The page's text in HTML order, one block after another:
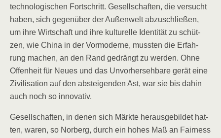
tech­no­lo­gi­schen Fort­schritt. Gesell­schaf­ten, die ver­sucht
haben, sich gegen­über der Außen­welt abzu­schlie­ßen,
um ihre Wirt­schaft und ihre kul­tu­rel­le Iden­ti­tät zu schüt­
zen, wie Chi­na in der Vor­mo­der­ne, muss­ten die Erfah­
rung machen, an den Rand gedrängt zu wer­den. Ohne
Offen­heit für Neu­es und das Unvor­her­seh­ba­re gerät eine
Zivi­li­sa­ti­on auf den abstei­gen­den Ast, war sie bis dahin
auch noch so innovativ.
Gesell­schaf­ten, in denen sich Märk­te her­aus­ge­bil­det hat­
ten, waren, so Nor­berg, durch ein hohes Maß an Fair­ness